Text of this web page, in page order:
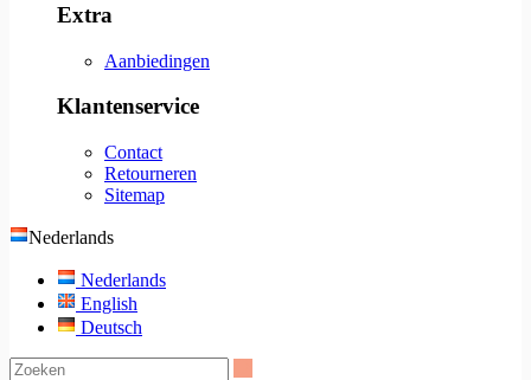
Extra
Aanbiedingen
Klantenservice
Contact
Retourneren
Sitemap
Nederlands
Nederlands
English
Deutsch